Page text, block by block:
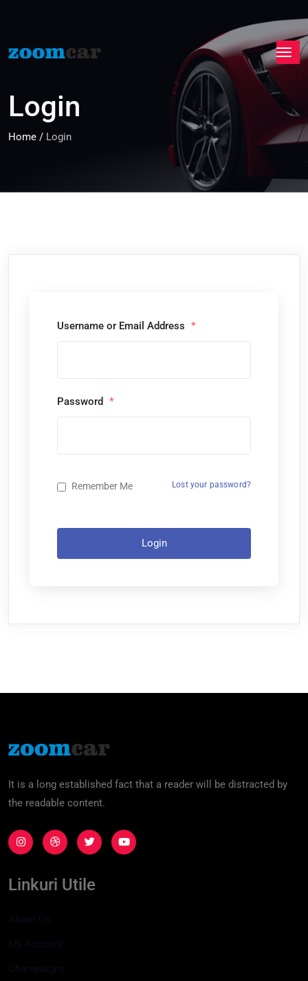
Login
Home / Login
Username or Email Address *
Password *
Remember Me Lost your password?
Login
It is a long established fact that a reader will be distracted by
the readable content.
Linkuri Utile
About Us
My Account
Champaigns